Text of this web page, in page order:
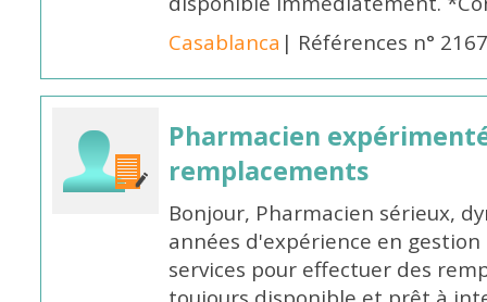
Casablanca | Références n°
Pharmacien
remplacements
Bonjour, Pharmacien sérieux,
années d'expérience en
services pour effectuer des